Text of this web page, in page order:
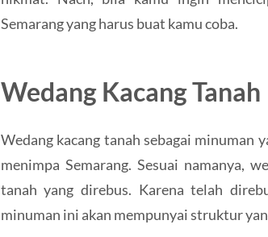
Semarang yang harus buat kamu coba.
Wedang Kacang Tanah
Wedang kacang tanah sebagai minuman
menimpa Semarang. Sesuai namanya,
tanah yang direbus. Karena telah
minuman ini akan mempunyai struktur